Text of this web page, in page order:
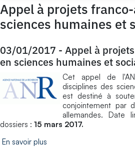
Appel à projets
sciences humaines et
03/01/2017 - Appel à
en sciences humaines et
Cet appel de
disciplines des
est destiné à
conjointement par
allemandes. Date
dossiers : 15 mars 2017.
En savoir plus